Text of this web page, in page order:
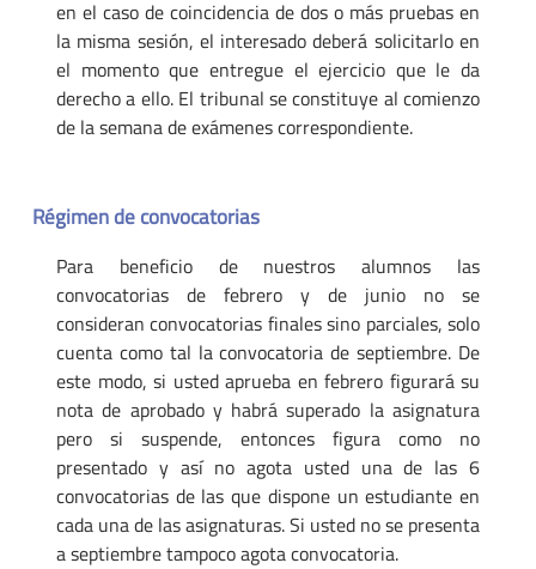
en el caso de coincidencia de dos o más pruebas en
la misma sesión, el interesado deberá solicitarlo en
el momento que entregue el ejercicio que le da
derecho a ello. El tribunal se constituye al comienzo
de la semana de exámenes correspondiente.
Régimen de convocatorias
Para beneficio de nuestros alumnos las
convocatorias de febrero y de junio no se
consideran convocatorias finales sino parciales, solo
cuenta como tal la convocatoria de septiembre. De
este modo, si usted aprueba en febrero figurará su
nota de aprobado y habrá superado la asignatura
pero si suspende, entonces figura como no
presentado y así no agota usted una de las 6
convocatorias de las que dispone un estudiante en
cada una de las asignaturas. Si usted no se presenta
a septiembre tampoco agota convocatoria.